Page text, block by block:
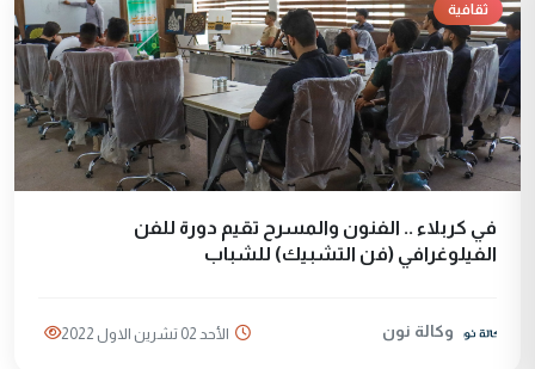
ثقافية
في كربلاء .. الفنون والمسرح تقيم دورة للفن
الفيلوغرافي (فن التشبيك) للشباب
وكالة نون الأحد 02 تشرين الاول 2022